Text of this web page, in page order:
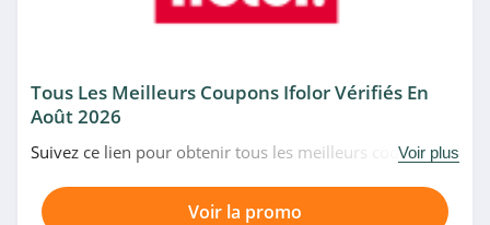
Tous Les Meilleurs Coupons Ifolor Vérifiés En
Août 2026
Suivez ce lien pour obtenir tous les meilleurs codes
Venez très vite!
Voir plus
Voir la promo